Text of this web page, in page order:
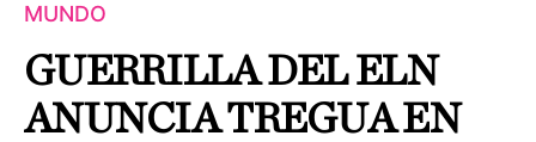
MUNDO
GUERRILLA DEL ELN
ANUNCIA TREGUA EN